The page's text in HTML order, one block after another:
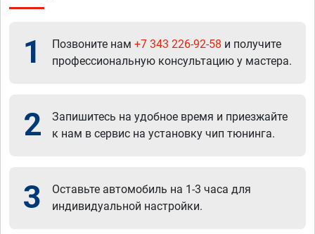
1 Позвоните нам +7 343 226-92-58 и получите
профессиональную консультацию у мастера.
2
Запишитесь на удобное время и приезжайте
к нам в сервис на установку чип тюнинга.
3
Оставьте автомобиль на 1-3 часа для
индивидуальной настройки.